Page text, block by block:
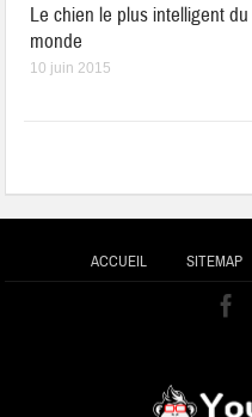
Le chien le plus intelligent du
monde
10 juin 2015
ACCUEIL SITEMAP